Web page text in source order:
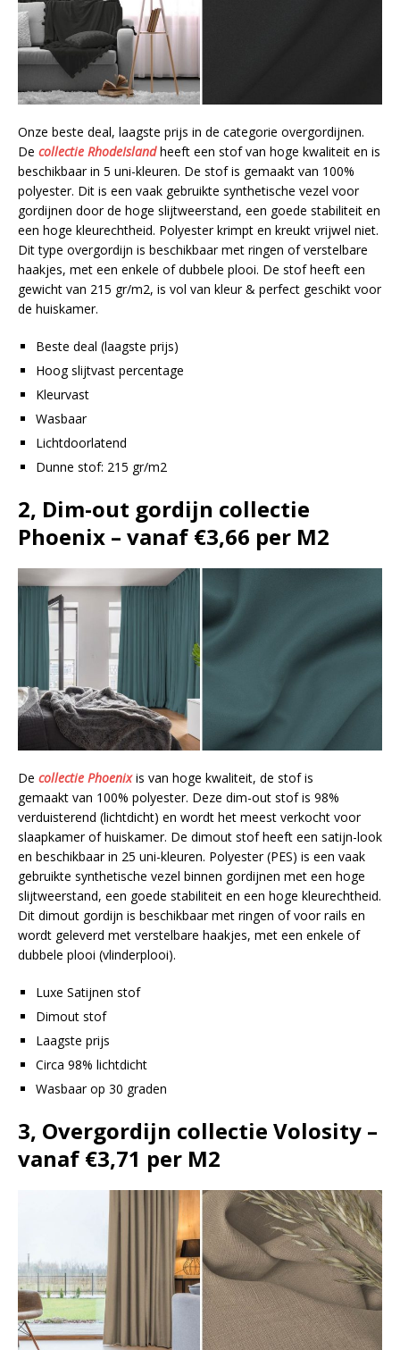
Onze beste deal, laagste prijs in de categorie overgordijnen.
De collectie RhodeIslandheeft een stof van hoge kwaliteit en is
beschikbaar in 5 uni-kleuren. De stof is gemaakt van 100%
polyester. Dit is een vaak gebruikte synthetische vezel voor
gordijnen door de hoge slijtweerstand, een goede stabiliteit en
een hoge kleurechtheid. Polyester krimpt en kreukt vrijwel niet.
Dit type overgordijn is beschikbaar met ringen of verstelbare
haakjes, met een enkele of dubbele plooi. De stof heeft een
gewicht van 215 gr/m2, is vol van kleur & perfect geschikt voor
de huiskamer.
Beste deal (laagste prijs)
Hoog slijtvast percentage
Kleurvast
Wasbaar
Lichtdoorlatend
Dunne stof: 215 gr/m2
2, Dim-out gordijn collectie
Phoenix – vanaf €3,66 per M2
De collectie Phoenixis van hoge kwaliteit, de stof is
gemaakt van 100% polyester. Deze dim-out stof is 98%
verduisterend (lichtdicht) en wordt het meest verkocht voor
slaapkamer of huiskamer. De dimout stof heeft een satijn-look
en beschikbaar in 25 uni-kleuren. Polyester (PES) is een vaak
gebruikte synthetische vezel binnen gordijnen met een hoge
slijtweerstand, een goede stabiliteit en een hoge kleurechtheid.
Dit dimout gordijn is beschikbaar met ringen of voor rails en
wordt geleverd met verstelbare haakjes, met een enkele of
dubbele plooi (vlinderplooi).
Luxe Satijnen stof
Dimout stof
Laagste prijs
Circa 98% lichtdicht
Wasbaar op 30 graden
3, Overgordijn collectie Volosity –
vanaf €3,71 per M2